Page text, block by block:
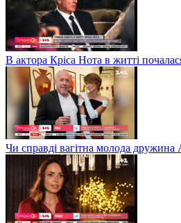
В актора Кріса Нота в житті
Чи справді вагітна молода дружина